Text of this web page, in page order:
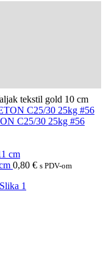
tekstil gold 10 cm
C25/30 25kg #56
0,80 € s PDV-om